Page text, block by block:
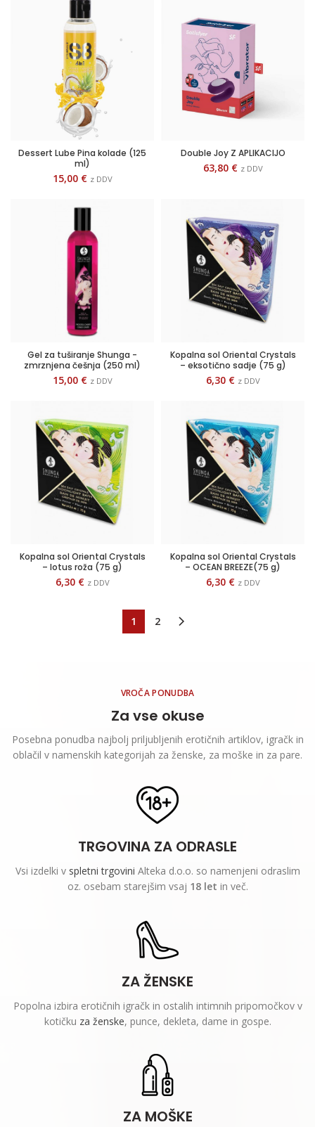
Dessert Lube Pina kolade (125
ml)
15,00 € z DDV
Double Joy Z APLIKACIJO
63,80 € z DDV
Gel za tuširanje Shunga -
zmrznjena češnja (250 ml)
15,00 € z DDV
Kopalna sol Oriental Crystals
– eksotično sadje (75 g)
6,30 € z DDV
Kopalna sol Oriental Crystals
– lotus roža (75 g)
6,30 € z DDV
Kopalna sol Oriental Crystals
– OCEAN BREEZE(75 g)
6,30 € z DDV
1 2
VROČA PONUDBA
Za vse okuse
Posebna ponudba najbolj priljubljenih erotičnih artiklov, igračk in
oblačil v namenskih kategorijah za ženske, za moške in za pare.
TRGOVINA ZA ODRASLE
Vsi izdelki v spletni trgovini Alteka d.o.o. so namenjeni odraslim
oz. osebam starejšim vsaj 18 let in več.
ZA ŽENSKE
Popolna izbira erotičnih igračk in ostalih intimnih pripomočkov v
kotičku za ženske, punce, dekleta, dame in gospe.
ZA MOŠKE